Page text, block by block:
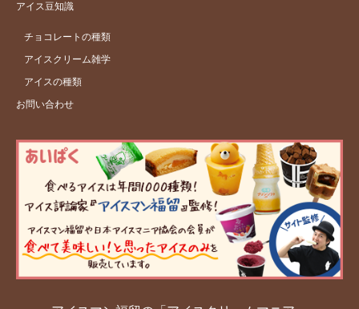
アイス豆知識
チョコレートの種類
アイスクリーム雑学
アイスの種類
お問い合わせ